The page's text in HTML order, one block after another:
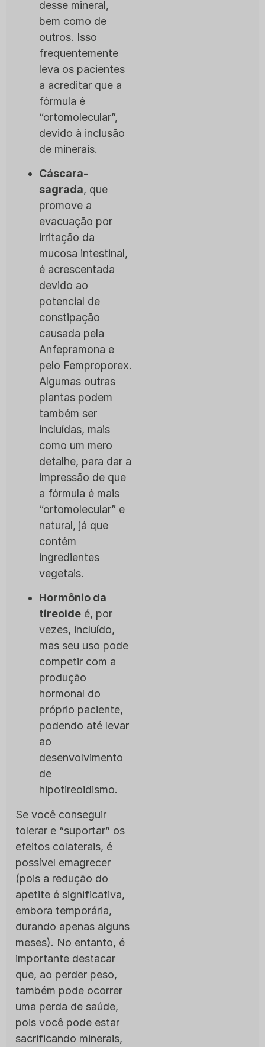
desse mineral,
bem como de
outros. Isso
frequentemente
leva os pacientes
a acreditar que a
fórmula é
“ortomolecular”,
devido à inclusão
de minerais.
Cáscara-
sagrada, que
promove a
evacuação por
irritação da
mucosa intestinal,
é acrescentada
devido ao
potencial de
constipação
causada pela
Anfepramona e
pelo Femproporex.
Algumas outras
plantas podem
também ser
incluídas, mais
como um mero
detalhe, para dar a
impressão de que
a fórmula é mais
“ortomolecular” e
natural, já que
contém
ingredientes
vegetais.
Hormônio da
tireoide é, por
vezes, incluído,
mas seu uso pode
competir com a
produção
hormonal do
próprio paciente,
podendo até levar
ao
desenvolvimento
de
hipotireoidismo.
Se você conseguir
tolerar e “suportar” os
efeitos colaterais, é
possível emagrecer
(pois a redução do
apetite é significativa,
embora temporária,
durando apenas alguns
meses). No entanto, é
importante destacar
que, ao perder peso,
também pode ocorrer
uma perda de saúde,
pois você pode estar
sacrificando minerais,